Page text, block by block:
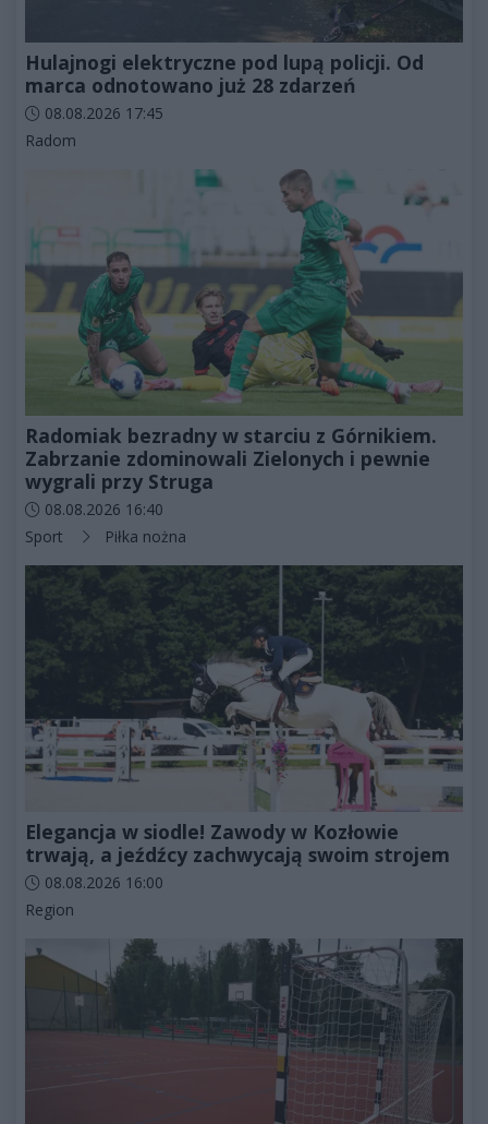
Hulajnogi elektryczne pod lupą policji. Od
marca odnotowano już 28 zdarzeń
Data dodania artykułu:
08.08.2026 17:45
Kategorie artykułu:
Radom
Radomiak bezradny w starciu z Górnikiem.
Zabrzanie zdominowali Zielonych i pewnie
wygrali przy Struga
Data dodania artykułu:
08.08.2026 16:40
Kategorie artykułu:
Sport Piłka nożna
Elegancja w siodle! Zawody w Kozłowie
trwają, a jeźdźcy zachwycają swoim strojem
Data dodania artykułu:
08.08.2026 16:00
Kategorie artykułu:
Region